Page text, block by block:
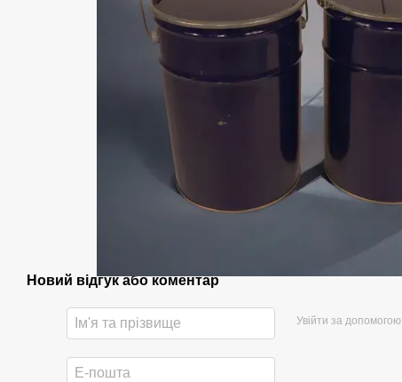
Новий відгук або коментар
Увійти за допомогою